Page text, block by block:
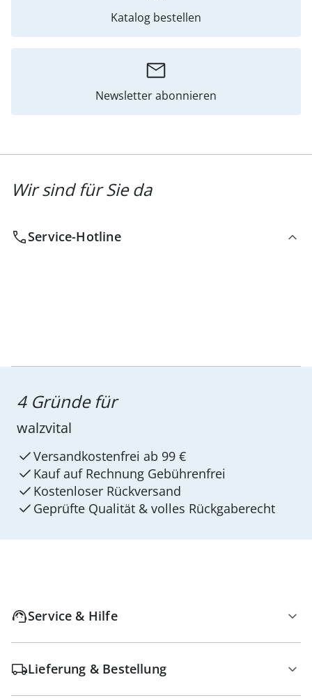
Katalog bestellen
Newsletter abonnieren
Wir sind für Sie da
Service-Hotline
4 Gründe für
walzvital
Versandkostenfrei ab 99 €
Kauf auf Rechnung Gebührenfrei
Kostenloser Rückversand
Geprüfte Qualität & volles Rückgaberecht
Service & Hilfe
Lieferung & Bestellung